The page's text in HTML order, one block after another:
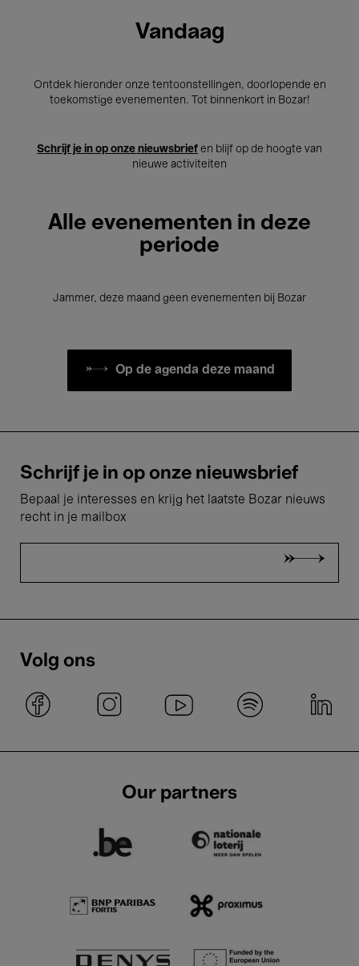
Vandaag
Ontdek hieronder onze tentoonstellingen, doorlopende en
toekomstige evenementen. Tot binnenkort in Bozar!
Schrijf je in op onze nieuwsbrief en blijf op de hoogte van
nieuwe activiteiten
Alle evenementen in deze
periode
Jammer, deze maand geen evenementen bij Bozar
Op de agenda deze maand
Schrijf je in op onze nieuwsbrief
Bepaal je interesses en krijg het laatste Bozar nieuws
recht in je mailbox
Volg ons
Our partners